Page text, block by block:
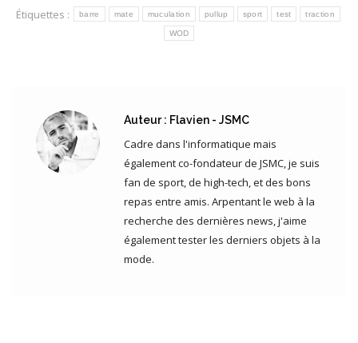
Étiquettes :
barre mate muculation pullup sport test traction
WOD
Auteur : Flavien - JSMC
Cadre dans l'informatique mais
également co-fondateur de JSMC, je suis
fan de sport, de high-tech, et des bons
repas entre amis. Arpentant le web à la
recherche des dernières news, j'aime
également tester les derniers objets à la
mode.